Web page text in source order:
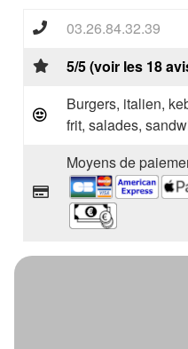
03.26.84.32.39
5/5 (voir les 18
Burgers, italien,
frit, salades,
Moyens de